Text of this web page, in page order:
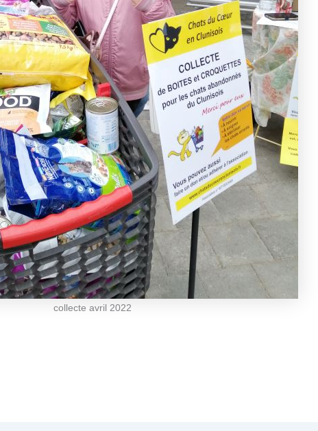
collecte avril 2022